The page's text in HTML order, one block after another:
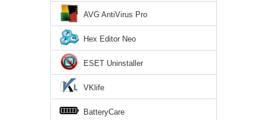
AVG AntiVirus Pro
Hex Editor Neo
ESET Uninstaller
VKlife
BatteryCare